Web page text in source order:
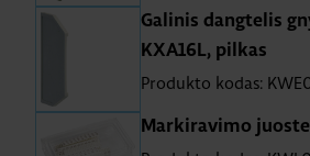
Galinis dangtelis
KXA16L, pilkas
Produkto kodas:
Markiravimo